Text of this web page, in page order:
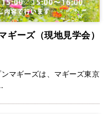
ギーズ（現地見学会）
マギーズは、マギーズ東京